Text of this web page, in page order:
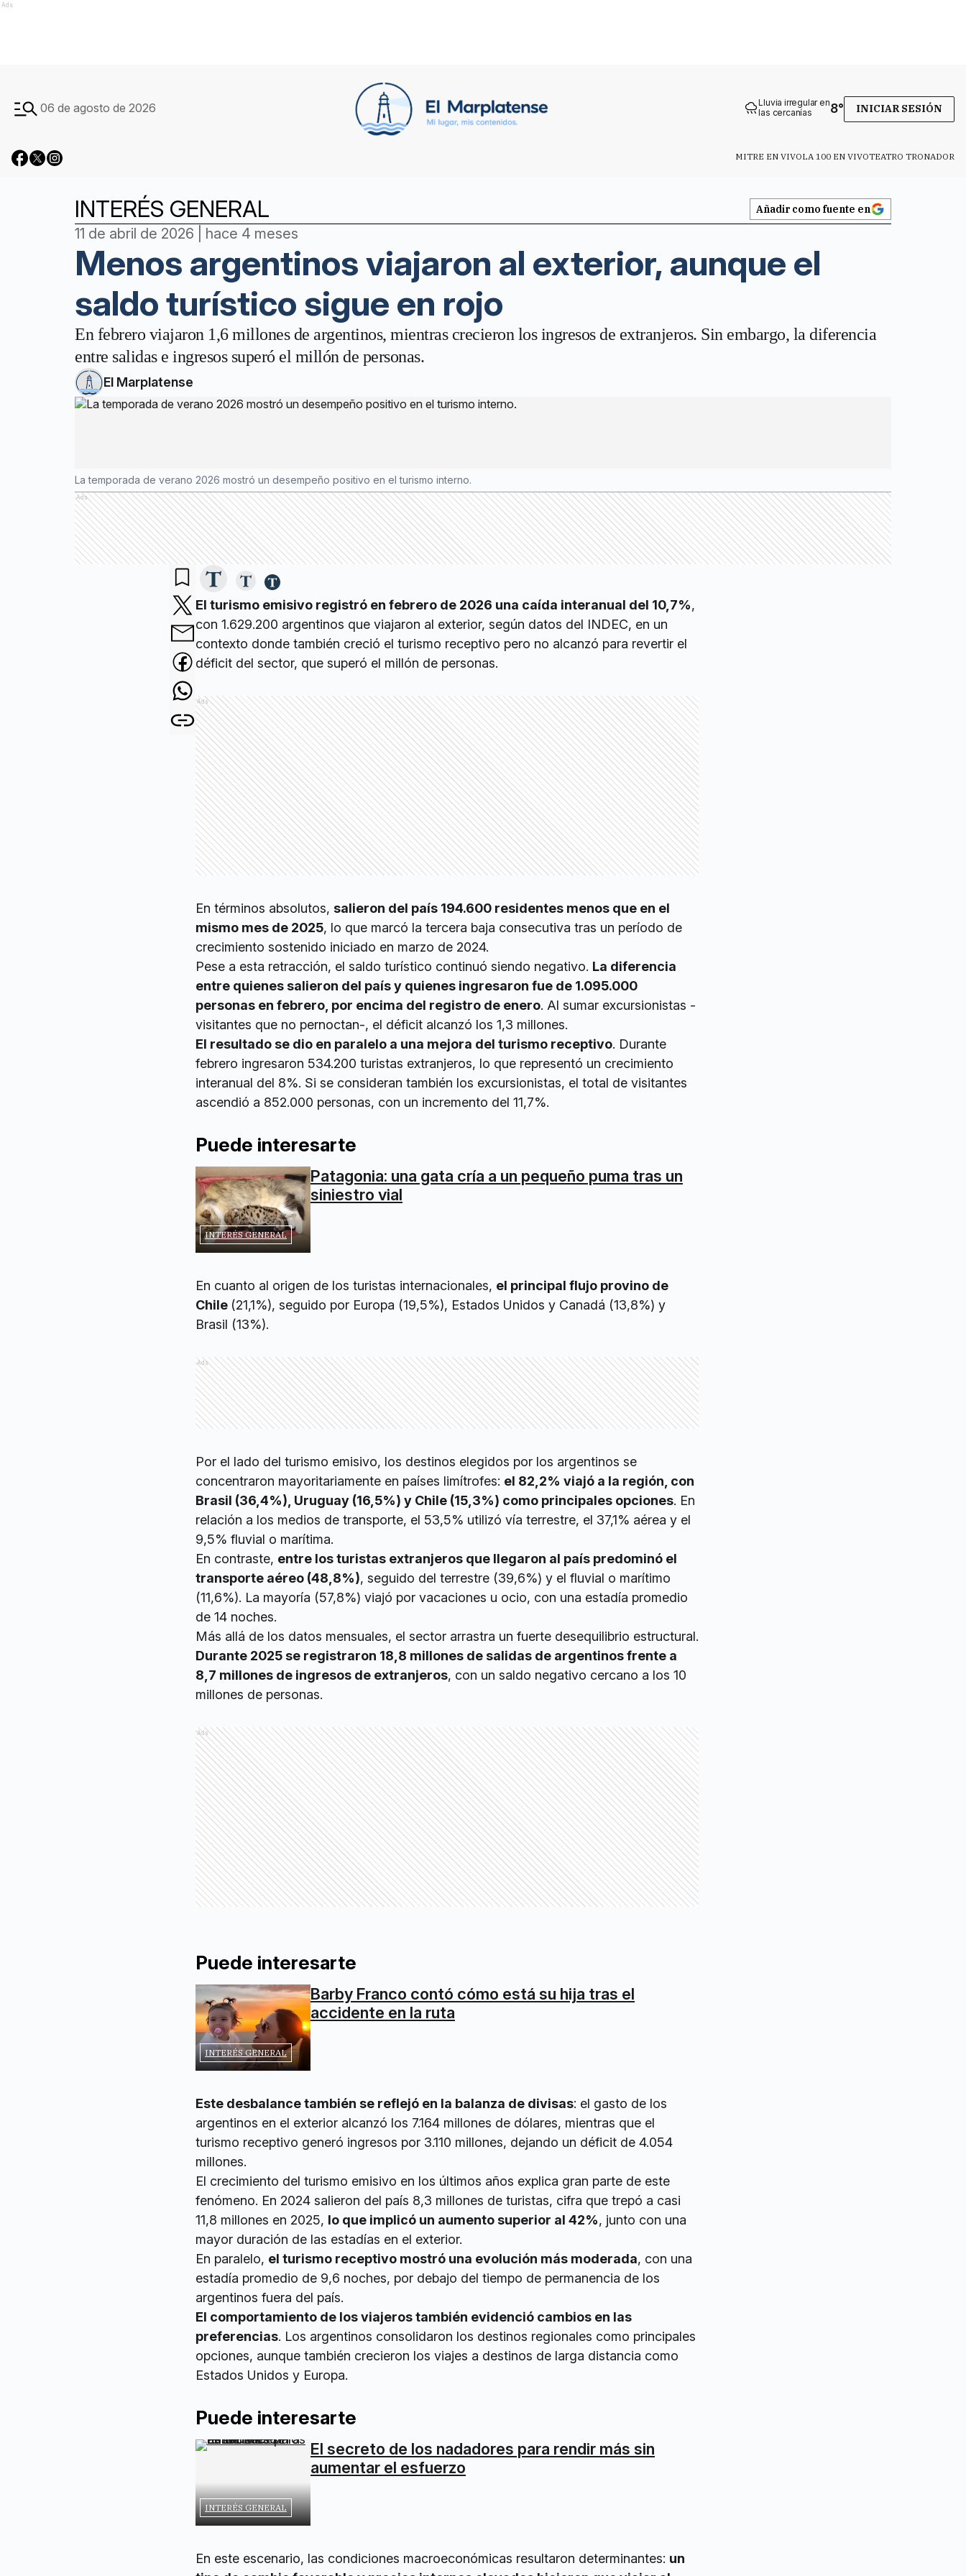
Ads
06 de agosto de 2026
Lluvia irregular en
las cercanías
8° INICIAR SESIÓN
MITRE EN VIVOLA 100 EN VIVOTEATRO TRONADOR
INTERÉS GENERAL Añadir como fuente en
11 de abril de 2026 | hace 4 meses
Menos argentinos viajaron al exterior, aunque el
saldo turístico sigue en rojo
En febrero viajaron 1,6 millones de argentinos, mientras crecieron los ingresos de extranjeros. Sin embargo, la diferencia
entre salidas e ingresos superó el millón de personas.
El Marplatense
La temporada de verano 2026 mostró un desempeño positivo en el turismo interno.
Ads
El turismo emisivo registró en febrero de 2026 una caída interanual del 10,7%,
con 1.629.200 argentinos que viajaron al exterior, según datos del INDEC, en un
contexto donde también creció el turismo receptivo pero no alcanzó para revertir el
déficit del sector, que superó el millón de personas.
Ads
En términos absolutos, salieron del país 194.600 residentes menos que en el
mismo mes de 2025, lo que marcó la tercera baja consecutiva tras un período de
crecimiento sostenido iniciado en marzo de 2024.
Pese a esta retracción, el saldo turístico continuó siendo negativo. La diferencia
entre quienes salieron del país y quienes ingresaron fue de 1.095.000
personas en febrero, por encima del registro de enero. Al sumar excursionistas -
visitantes que no pernoctan-, el déficit alcanzó los 1,3 millones.
El resultado se dio en paralelo a una mejora del turismo receptivo. Durante
febrero ingresaron 534.200 turistas extranjeros, lo que representó un crecimiento
interanual del 8%. Si se consideran también los excursionistas, el total de visitantes
ascendió a 852.000 personas, con un incremento del 11,7%.
Puede interesarte
INTERÉS GENERAL
Patagonia: una gata cría a un pequeño puma tras un
siniestro vial
En cuanto al origen de los turistas internacionales, el principal flujo provino de
Chile (21,1%), seguido por Europa (19,5%), Estados Unidos y Canadá (13,8%) y
Brasil (13%).
Ads
Por el lado del turismo emisivo, los destinos elegidos por los argentinos se
concentraron mayoritariamente en países limítrofes: el 82,2% viajó a la región, con
Brasil (36,4%), Uruguay (16,5%) y Chile (15,3%) como principales opciones. En
relación a los medios de transporte, el 53,5% utilizó vía terrestre, el 37,1% aérea y el
9,5% fluvial o marítima.
En contraste, entre los turistas extranjeros que llegaron al país predominó el
transporte aéreo (48,8%), seguido del terrestre (39,6%) y el fluvial o marítimo
(11,6%). La mayoría (57,8%) viajó por vacaciones u ocio, con una estadía promedio
de 14 noches.
Más allá de los datos mensuales, el sector arrastra un fuerte desequilibrio estructural.
Durante 2025 se registraron 18,8 millones de salidas de argentinos frente a
8,7 millones de ingresos de extranjeros, con un saldo negativo cercano a los 10
millones de personas.
Ads
Puede interesarte
INTERÉS GENERAL
Barby Franco contó cómo está su hija tras el
accidente en la ruta
Este desbalance también se reflejó en la balanza de divisas: el gasto de los
argentinos en el exterior alcanzó los 7.164 millones de dólares, mientras que el
turismo receptivo generó ingresos por 3.110 millones, dejando un déficit de 4.054
millones.
El crecimiento del turismo emisivo en los últimos años explica gran parte de este
fenómeno. En 2024 salieron del país 8,3 millones de turistas, cifra que trepó a casi
11,8 millones en 2025, lo que implicó un aumento superior al 42%, junto con una
mayor duración de las estadías en el exterior.
En paralelo, el turismo receptivo mostró una evolución más moderada, con una
estadía promedio de 9,6 noches, por debajo del tiempo de permanencia de los
argentinos fuera del país.
El comportamiento de los viajeros también evidenció cambios en las
preferencias. Los argentinos consolidaron los destinos regionales como principales
opciones, aunque también crecieron los viajes a destinos de larga distancia como
Estados Unidos y Europa.
Puede interesarte
INTERÉS GENERAL
El secreto de los nadadores para rendir más sin
aumentar el esfuerzo
En este escenario, las condiciones macroeconómicas resultaron determinantes: un